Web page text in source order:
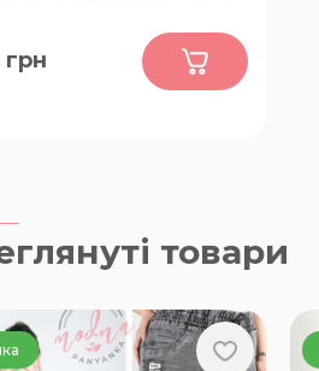
грн
товари